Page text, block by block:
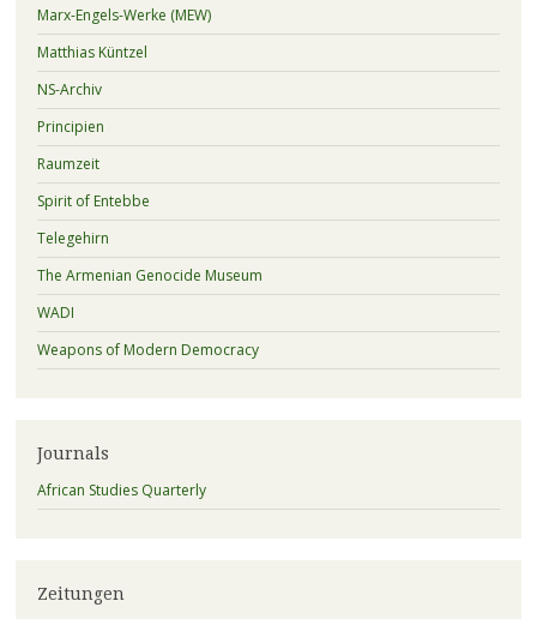
Marx-Engels-Werke (MEW)
Matthias Küntzel
NS-Archiv
Principien
Raumzeit
Spirit of Entebbe
Telegehirn
The Armenian Genocide Museum
WADI
Weapons of Modern Democracy
Journals
African Studies Quarterly
Zeitungen